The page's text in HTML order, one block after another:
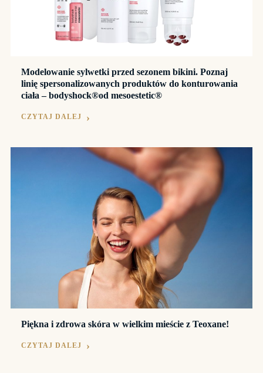
Modelowanie sylwetki przed sezonem bikini. Poznaj
linię spersonalizowanych produktów do konturowania
ciała – bodyshock®od mesoestetic®
CZYTAJ DALEJ
Piękna i zdrowa skóra w wielkim mieście z Teoxane!
CZYTAJ DALEJ